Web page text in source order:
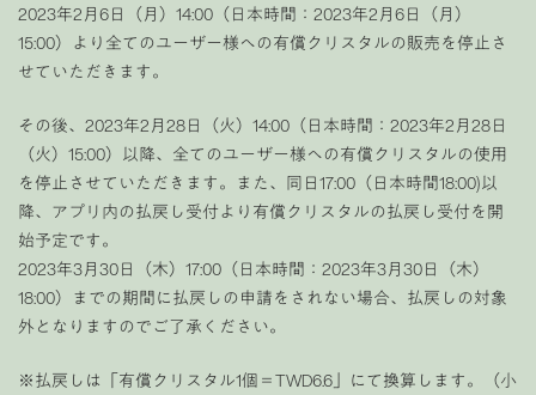
2023年2月6日（月）14:00（日本時間：2023年2月6日（月）
15:00）より全てのユーザー様への有償クリスタルの販売を停止さ
せていただきます。
その後、2023年2月28日（火）14:00（日本時間：2023年2月28日
（火）15:00）以降、全てのユーザー様への有償クリスタルの使用
を停止させていただきます。また、同日17:00（日本時間18:00)以
降、アプリ内の払戻し受付より有償クリスタルの払戻し受付を開
始予定です。
2023年3月30日（木）17:00（日本時間：2023年3月30日（木）
18:00）までの期間に払戻しの申請をされない場合、払戻しの対象
外となりますのでご了承ください。
※払戻しは「有償クリスタル1個＝TWD6.6」にて換算します。（小